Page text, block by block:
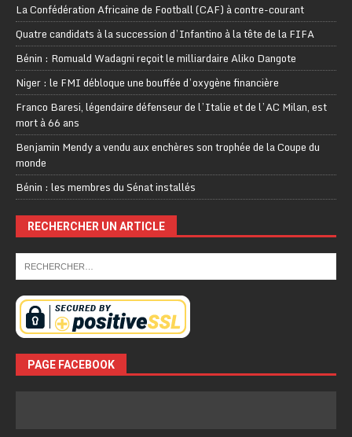
La Confédération Africaine de Football (CAF) à contre-courant
Quatre candidats à la succession d’Infantino à la tête de la FIFA
Bénin : Romuald Wadagni reçoit le milliardaire Aliko Dangote
Niger : le FMI débloque une bouffée d’oxygène financière
Franco Baresi, légendaire défenseur de l’Italie et de l’AC Milan, est
mort à 66 ans
Benjamin Mendy a vendu aux enchères son trophée de la Coupe du
monde
Bénin : les membres du Sénat installés
RECHERCHER UN ARTICLE
PAGE FACEBOOK